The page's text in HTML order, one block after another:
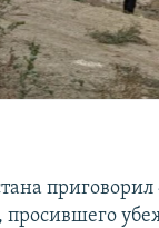
приговорил